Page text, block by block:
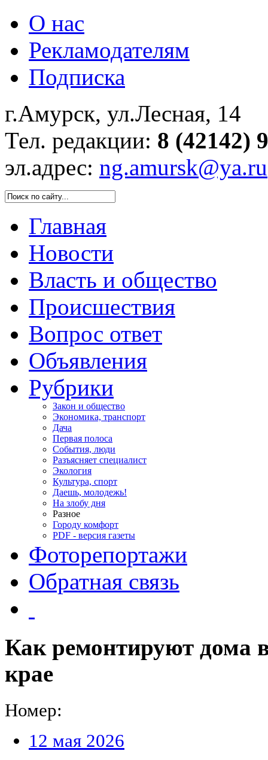
О нас
Рекламодателям
Подписка
г.Амурск, ул.Лесная, 14
Тел. редакции: 8 (42142)
эл.адрес: ng.amursk@ya.ru
Главная
Новости
Власть и общество
Происшествия
Вопрос ответ
Объявления
Рубрики
Закон и общество
Экономика, транспорт
Дача
Первая полоса
События, люди
Разъясняет специалист
Экология
Культура, спорт
Даешь, молодежь!
На злобу дня
Разное
Городу комфорт
PDF - версия газеты
Фоторепортажи
Обратная связь
Как ремонтируют дома
крае
Номер:
12 мая 2026